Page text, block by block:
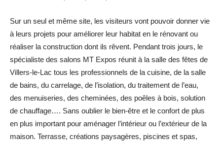
Sur un seul et même site, les visiteurs vont pouvoir donner vie
à leurs projets pour améliorer leur habitat en le rénovant ou
réaliser la construction dont ils rêvent. Pendant trois jours, le
spécialiste des salons MT Expos réunit à la salle des fêtes de
Villers-le-Lac tous les professionnels de la cuisine, de la salle
de bains, du carrelage, de l’isolation, du traitement de l’eau,
des menuiseries, des cheminées, des poêles à bois, solution
de chauffage…. Sans oublier le bien-être et le confort de plus
en plus important pour aménager l’intérieur ou l’extérieur de la
maison. Terrasse, créations paysagères, piscines et spas,